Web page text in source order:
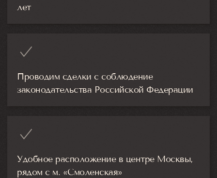
лет
Проводим сделки с соблюдение
законодательства Российской Федерации
Удобное расположение в центре Москвы,
рядом с м. «Смоленская»